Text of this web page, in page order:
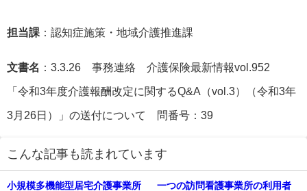
担当課 ：認知症施策・地域介護推進課
文書名 ：3.3.26 事務連絡 介護保険最新情報vol.952
「令和3年度介護報酬改定に関するQ&A（vol.3）（令和3年
3月26日）」の送付について 問番号：39
こんな記事も読まれています
小規模多機能型居宅介護事業所
一つの訪問看護事業所の利用者